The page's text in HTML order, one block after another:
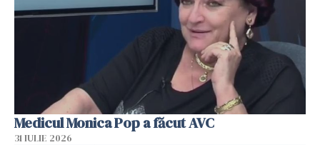
Medicul Monica Pop a făcut AVC
31 IULIE 2026